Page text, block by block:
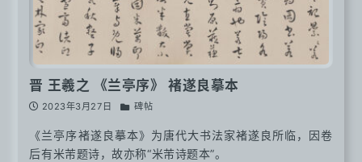
晋 王羲之 《兰亭序》 褚遂良摹本
2023年3月27日 碑帖
《兰亭序褚遂良摹本》为唐代大书法家褚遂良所临，因卷
后有米芾题诗，故亦称“米芾诗题本”。